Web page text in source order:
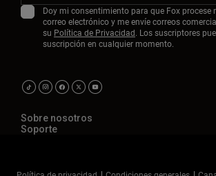
Doy mi consentimiento para que Fox procese
correo electrónico y me envíe correos
su Política de Privacidad. Los suscriptores
suscripción en cualquier momento.
Sobre nosotros
Soporte